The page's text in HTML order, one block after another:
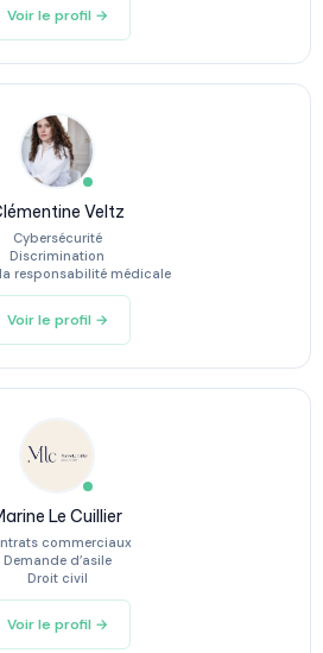
Voir le profil →
Veltz
Cybersécurité
Discrimination
responsabilité médicale
Voir le profil →
Le Cuillier
commerciaux
Demande d’asile
Droit civil
Voir le profil →